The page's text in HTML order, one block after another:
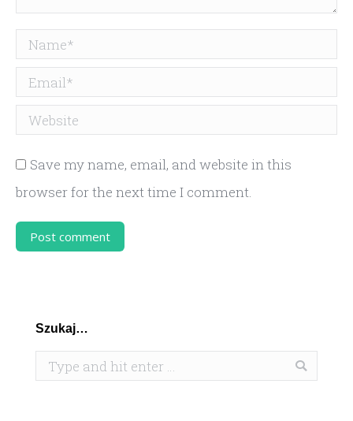
Name *
Email *
Website
Save my name, email, and website in this
browser for the next time I comment.
Post comment
Szukaj…
Search: